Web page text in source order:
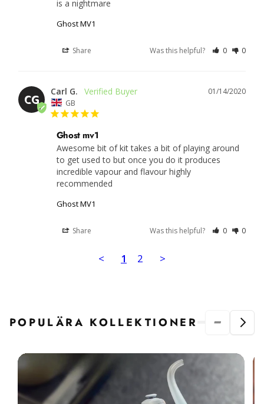
is a nightmare
Ghost MV1
Share Was this helpful? 0 0
CG
01/14/2020
Carl G.
GB
Ghost mv1
Awesome bit of kit takes a bit of playing around
to get used to but once you do it produces
incredible vapour and flavour highly
recommended
Ghost MV1
Share Was this helpful? 0 0
< 1 2 >
POPULÄRA KOLLEKTIONER